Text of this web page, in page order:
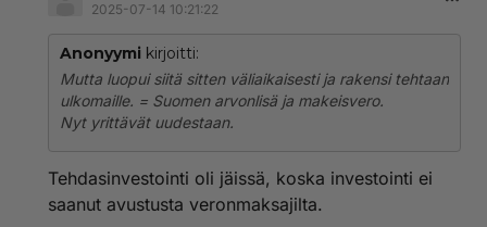
2025-07-14 10:21:22
Anonyymi kirjoitti:
Mutta luopui siitä sitten väliaikaisesti ja rakensi tehtaan
ulkomaille. = Suomen arvonlisä ja makeisvero.
Nyt yrittävät uudestaan.
Tehdasinvestointi oli jäissä, koska investointi ei
saanut avustusta veronmaksajilta.